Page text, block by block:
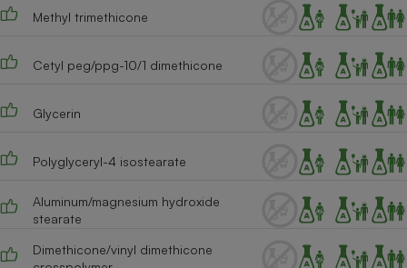
Methyl trimethicone
Cetyl peg/ppg-10/1 dimethicone
Glycerin
Polyglyceryl-4 isostearate
Aluminum/magnesium hydroxide
stearate
Dimethicone/vinyl dimethicone
Robot ménager